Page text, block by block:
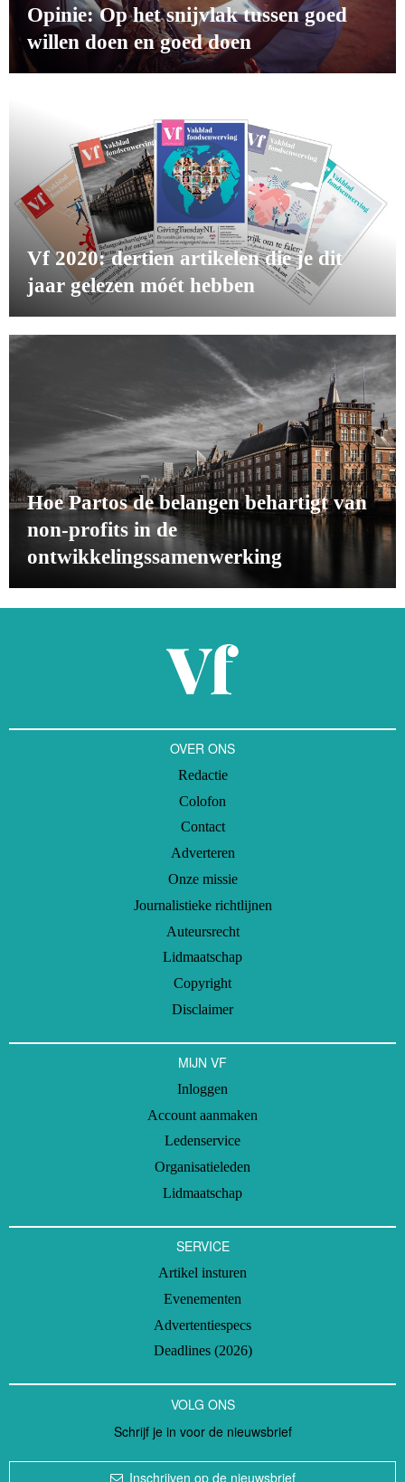
Opinie: Op het snijvlak tussen goed
willen doen en goed doen
Vf 2020: dertien artikelen die je dit
jaar gelezen móét hebben
Hoe Partos de belangen behartigt van
non-profits in de
ontwikkelingssamenwerking
OVER ONS
Redactie
Colofon
Contact
Adverteren
Onze missie
Journalistieke richtlijnen
Auteursrecht
Lidmaatschap
Copyright
Disclaimer
MIJN VF
Inloggen
Account aanmaken
Ledenservice
Organisatieleden
Lidmaatschap
SERVICE
Artikel insturen
Evenementen
Advertentiespecs
Deadlines (2026)
VOLG ONS
Schrijf je in voor de nieuwsbrief
Inschrijven op de nieuwsbrief